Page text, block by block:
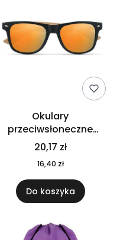
Okulary
przeciwsłoneczne
CALIFORNIA TOUCH
MO9617-10
20,17 zł
16,40 zł
Do koszyka